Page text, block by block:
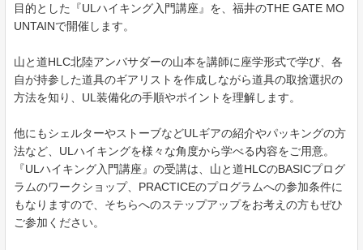
目的とした『ULハイキング入門講座』を、福井のTHE GATE MO
UNTAINで開催します。
山と道HLC北陸アンバサダーの山本を講師に座学形式で学び、各
自が持参した道具のギアリストを作成しながら道具の取捨選択の
方法を知り、UL装備化の手順やポイントを理解します。
他にもシェルターやストーブなどULギアの紹介やパッキングの方
法など、ULハイキングを様々な角度から学べる内容をご用意。
『ULハイキング入門講座』の受講は、山と道HLCのBASICプログ
ラムのワークショップ、PRACTICEのプログラムへの参加条件に
もなりますので、そちらへのステップアップをお考えの方もぜひ
ご参加ください。